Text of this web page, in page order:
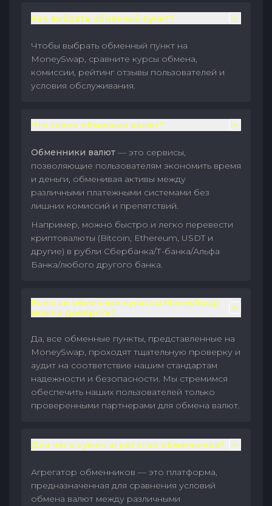
Как выбрать обменный пункт?
Чтобы выбрать обменный пункт на
MoneySwap, сравните курсы обмена,
комиссии, рейтинг отзывы пользователей и
условия обслуживания.
Что такое обменник валют?
Обменники валют — это сервисы,
позволяющие пользователям экономить время
и деньги, обменивая активы между
различными платежными системами без
лишних комиссий и препятствий.
Например, можно быстро и легко перевести
криптовалюты (Bitcoin, Ethereum, USDT и
другие) в рубли Сбербанка/Т-банка/Альфа
Банка/любого другого банка.
Всем ли обменным пунктам MoneySwap
можно доверять?
Да, все обменные пункты, представленные на
MoneySwap, проходят тщательную проверку и
аудит на соответствие нашим стандартам
надежности и безопасности. Мы стремимся
обеспечить наших пользователей только
проверенными партнерами для обмена валют.
Для чего нужен агрегатор обменников?
Агрегатор обменников — это платформа,
предназначенная для сравнения условий
обмена валют между различными